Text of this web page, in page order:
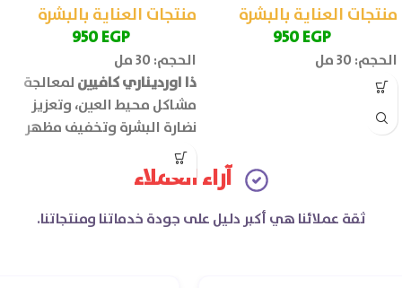
منتجات العناية بالبشرة
950EGP
الحجم: 30 مل
منتجات العناية بالبشرة
950EGP
الحجم: 30 مل
ذا اورديناري كافيينلمعالجة
مشاكل محيط العين، وتعزيز
نضارة البشرة وتخفيف مظهر
علامات الإجهاد.
آراء العملاء
ثقة عملائنا هي أكبر دليل على جودة خدماتنا ومنتجاتنا.